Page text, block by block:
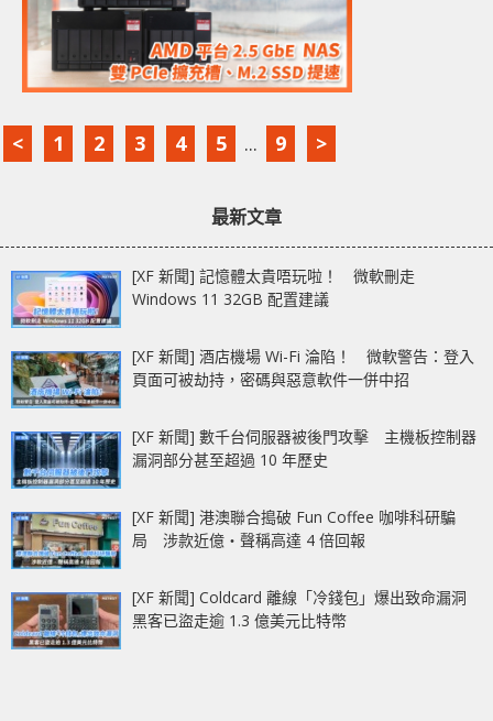
< 1 2 3 4 5 ... 9 >
最新文章
[XF 新聞] 記憶體太貴唔玩啦！ 微軟刪走
Windows 11 32GB 配置建議
[XF 新聞] 酒店機場 Wi-Fi 淪陷！ 微軟警告：登入
頁面可被劫持，密碼與惡意軟件一併中招
[XF 新聞] 數千台伺服器被後門攻擊 主機板控制器
漏洞部分甚至超過 10 年歷史
[XF 新聞] 港澳聯合搗破 Fun Coffee 咖啡科研騙
局 涉款近億‧聲稱高達 4 倍回報
[XF 新聞] Coldcard 離線「冷錢包」爆出致命漏洞
黑客已盜走逾 1.3 億美元比特幣